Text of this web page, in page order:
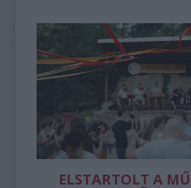
ELSTARTOLT A